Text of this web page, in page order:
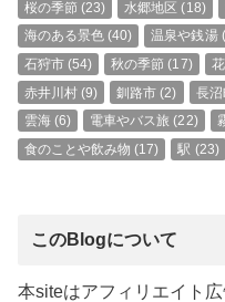
桜の季節 (23) 水郷地区 (18)
海のある景色(40) 温泉や銭湯
石狩市(54) 秋の季節 (17)
赤井川村(9) 釧路市 (2) 長
雲海(6) 電車やバス旅 (22)
食のことや飲み物 (17) 駅 (23)
このBlogについて
本siteはアフィリエイト